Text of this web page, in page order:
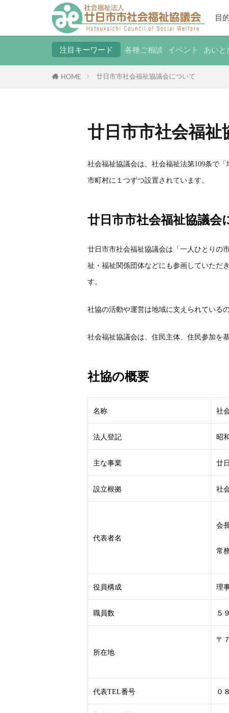
目
注目キーワード 各種ご相談 イベント あいと
HOME 廿日市市社会福祉協議会について
廿日市市社会福祉
社会福祉協議会は、社会福祉法第109条で
市町村に１つずつ設置されています。
廿日市市社会福祉協議会
廿日市市社会福祉協議会は「一人ひとりの
祉・福祉関係団体などにも参画していただ
す。
社協の活動や運営は地域に支えられている
社会福祉協議会は、住民主体、住民参加を
社協の概要
名称 社
法人登記 昭
主な事業 廿
設立根拠 社
代表者名
会
常
役員構成 理
職員数 ５
所在地
〒
代表TEL番号 ０